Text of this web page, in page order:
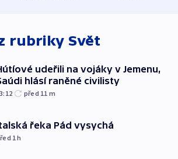
rubriky Svět
udeřili na vojáky v Jemenu,
hlásí raněné civilisty
před 11 m
řeka Pád vysychá
1h